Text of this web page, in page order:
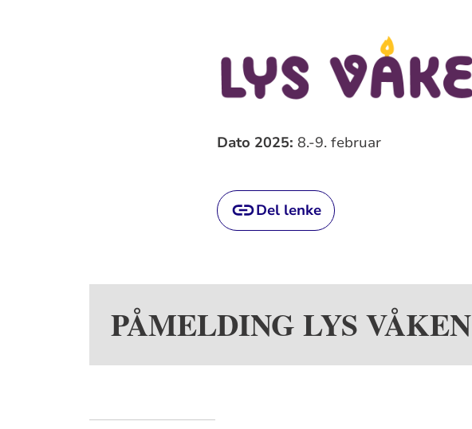
Dato 2025: 8.-9. februar
Del lenke
PÅMELDING LYS VÅKEN